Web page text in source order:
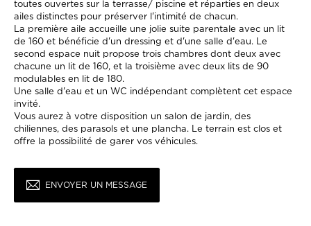
toutes ouvertes sur la terrasse/ piscine et réparties en deux
ailes distinctes pour préserver l'intimité de chacun.
La première aile accueille une jolie suite parentale avec un lit
de 160 et bénéficie d'un dressing et d'une salle d'eau. Le
second espace nuit propose trois chambres dont deux avec
chacune un lit de 160, et la troisième avec deux lits de 90
modulables en lit de 180.
Une salle d'eau et un WC indépendant complètent cet espace
invité.
Vous aurez à votre disposition un salon de jardin, des
chiliennes, des parasols et une plancha. Le terrain est clos et
offre la possibilité de garer vos véhicules.
ENVOYER UN MESSAGE